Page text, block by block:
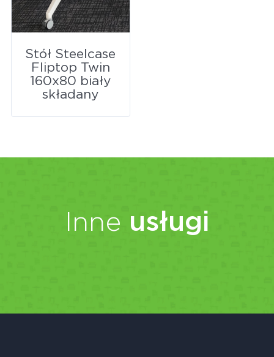
Stół Steelcase
Fliptop Twin
160x80 biały
składany
Inne usługi